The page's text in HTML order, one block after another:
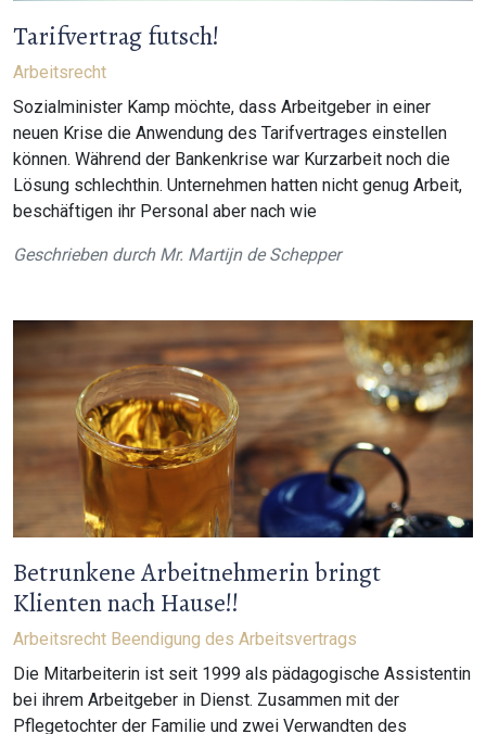
Tarifvertrag futsch!
Arbeitsrecht
Sozialminister Kamp möchte, dass Arbeitgeber in einer
neuen Krise die Anwendung des Tarifvertrages einstellen
können. Während der Bankenkrise war Kurzarbeit noch die
Lösung schlechthin. Unternehmen hatten nicht genug Arbeit,
beschäftigen ihr Personal aber nach wie
Geschrieben durch Mr. Martijn de Schepper
Betrunkene Arbeitnehmerin bringt
Klienten nach Hause!!
Arbeitsrecht Beendigung des Arbeitsvertrags
Die Mitarbeiterin ist seit 1999 als pädagogische Assistentin
bei ihrem Arbeitgeber in Dienst. Zusammen mit der
Pflegetochter der Familie und zwei Verwandten des